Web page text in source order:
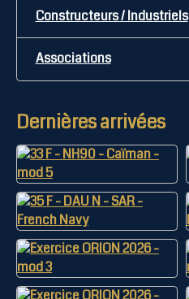
Constructeurs / Industriels
Associations
Dernières arrivées